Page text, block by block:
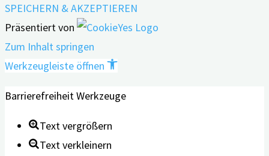
SPEICHERN & AKZEPTIEREN
Präsentiert von
Zum Inhalt springen
Werkzeugleiste öffnen
Barrierefreiheit Werkzeuge
Text vergrößern
Text verkleinern